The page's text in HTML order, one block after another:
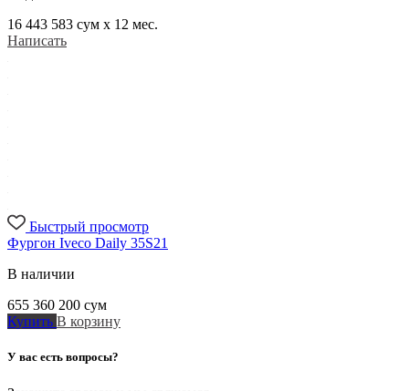
16 443 583 сум x 12 мес.
Написать
Быстрый просмотр
Фургон Iveco Daily 35S21
В наличии
655 360 200 сум
Купить В корзину
У вас есть вопросы?